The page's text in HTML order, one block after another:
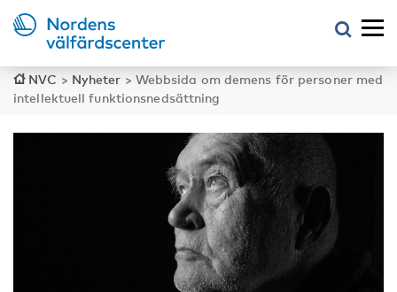
NVC > Nyheter > Webbsida om demens för personer med
intellektuell funktionsnedsättning